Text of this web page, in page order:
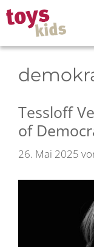
Zum
Inhalt
springen
Tessloff
of
26. Mai 2025